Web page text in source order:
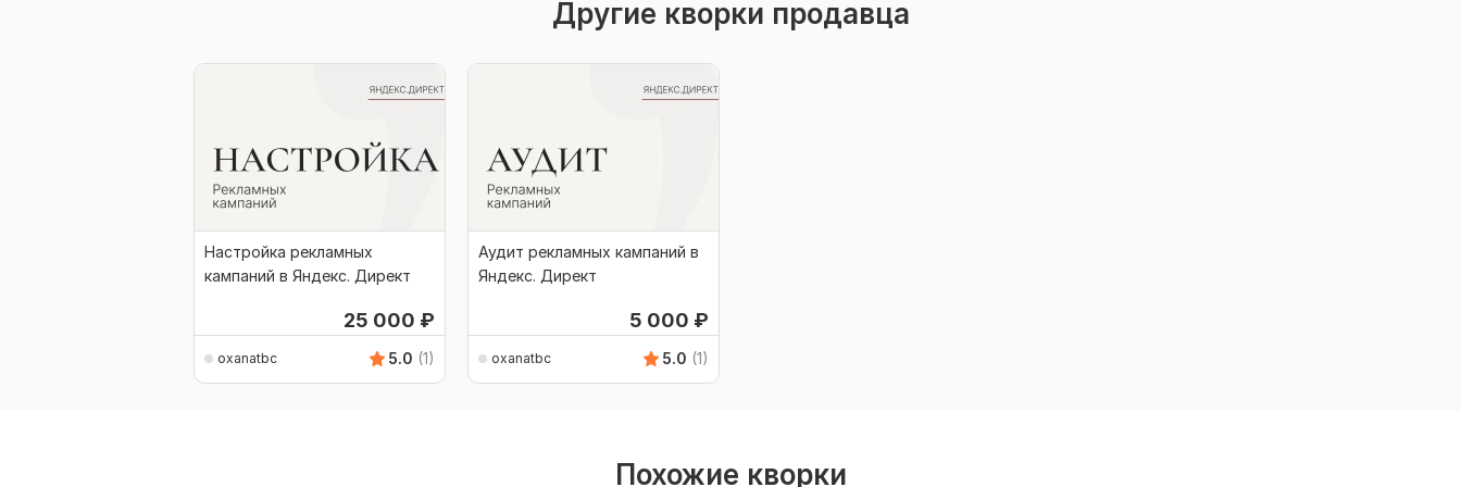
Другие кворки продавца
Настройка рекламных
кампаний в Яндекс. Директ
25 000 ₽
oxanatbc 5.0 (1)
Аудит рекламных кампаний в
Яндекс. Директ
5 000 ₽
oxanatbc 5.0 (1)
Похожие кворки